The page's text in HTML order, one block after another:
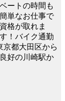
ートの時間も
単なお仕事で
格が取れま
！バイク通勤
京都大田区から
好の川崎駅か